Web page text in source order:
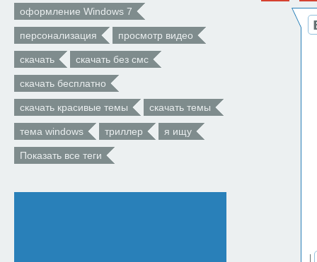
оформление Windows 7
персонализация просмотр видео
скачать скачать без смс
скачать бесплатно
скачать красивые темы скачать темы
тема windows триллер я ищу
Показать все теги